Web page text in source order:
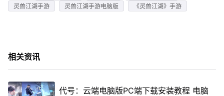
灵兽江湖手游
灵兽江湖手游电脑版 《灵兽江湖》手游
相关资讯
代号：云端电脑版PC端下载安装教程 电脑